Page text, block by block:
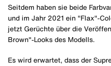
Seitdem haben sie beide
und im Jahr 2021 ein "Flax"-
jetzt Gerüchte über die
Brown"-Looks des Modells.
Es wird erwartet, dass der